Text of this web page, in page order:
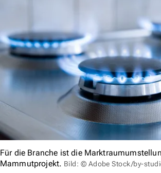
Für die Branche ist die
Mammutprojekt. Bild: © Adobe Stock/by-